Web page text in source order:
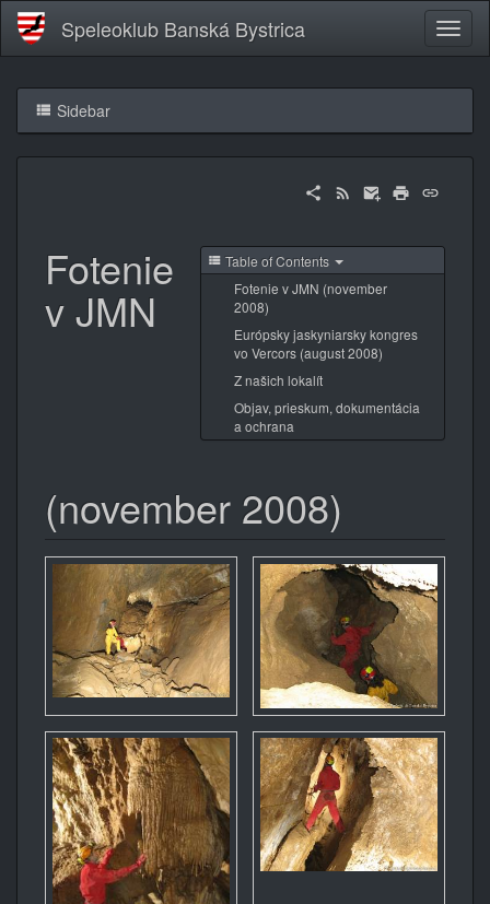
Speleoklub Banská Bystrica
Sidebar
Table of Contents
Fotenie v JMN (november
2008)
Európsky jaskyniarsky kongres
vo Vercors (august 2008)
Z našich lokalít
Objav, prieskum, dokumentácia
a ochrana
Fotenie
v JMN
(november 2008)